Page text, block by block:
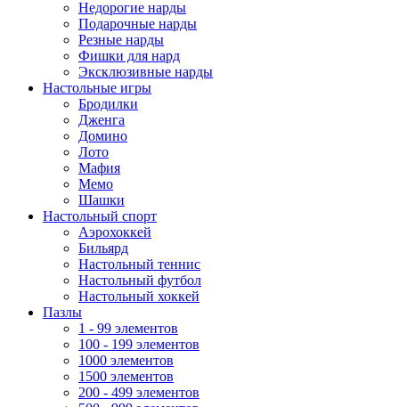
Недорогие нарды
Подарочные нарды
Резные нарды
Фишки для нард
Эксклюзивные нарды
Настольные игры
Бродилки
Дженга
Домино
Лото
Мафия
Мемо
Шашки
Настольный спорт
Аэрохоккей
Бильярд
Настольный теннис
Настольный футбол
Настольный хоккей
Пазлы
1 - 99 элементов
100 - 199 элементов
1000 элементов
1500 элементов
200 - 499 элементов